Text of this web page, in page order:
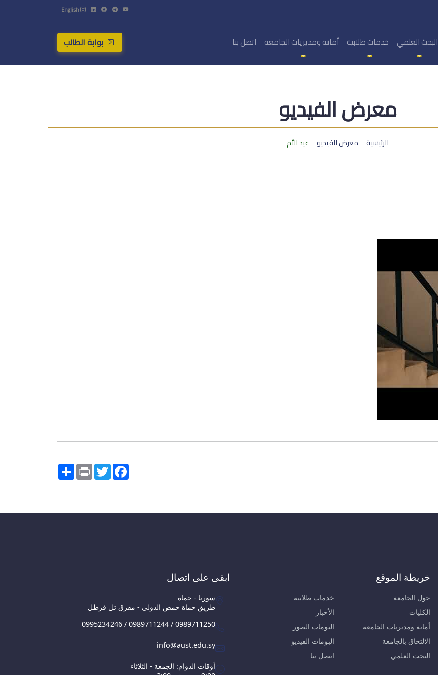
English
البحث العلمي خدمات طلابية أمانة ومديريات الجامعة اتصل بنا بوابة الطالب
معرض الفيديو
الرئيسية معرض الفيديو عيد الأم
Share PrintTwitterFacebook
خريطة الموقع
حول الجامعة
الكليات
أمانة ومديريات الجامعة
الالتحاق بالجامعة
البحث العلمي
خدمات طلابية
الأخبار
البومات الصور
البومات الفيديو
اتصل بنا
ابقى على اتصال
سوريا - حماة
طريق حماة حمص الدولي - مفرق تل قرطل
0995234246 / 0989711244 / 0989711250
info@aust.edu.sy
أوقات الدوام: الجمعة - الثلاثاء